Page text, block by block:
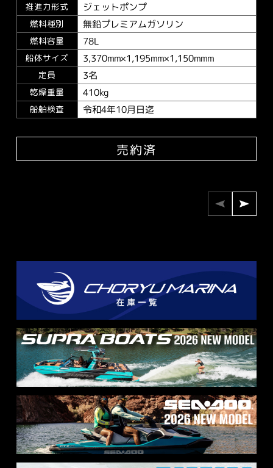
推進力形式 ジェットポンプ
燃料種別 無鉛プレミアムガソリン
燃料容量 78L
船体サイズ 3,370mm×1,195mm×1,150mmm
定員 3名
乾燥重量 410kg
船舶検査 令和4年10月日迄
売約済